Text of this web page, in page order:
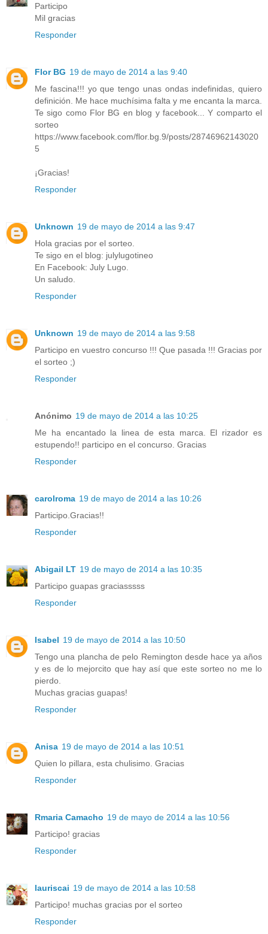
Participo
Mil gracias
Responder
Flor BG 19 de mayo de 2014 a las 9:40
Me fascina!!! yo que tengo unas ondas indefinidas, quiero
definición. Me hace muchísima falta y me encanta la marca.
Te sigo como Flor BG en blog y facebook... Y comparto el
sorteo
https://www.facebook.com/flor.bg.9/posts/28746962143020
5
¡Gracias!
Responder
Unknown 19 de mayo de 2014 a las 9:47
Hola gracias por el sorteo.
Te sigo en el blog: julylugotineo
En Facebook: July Lugo.
Un saludo.
Responder
Unknown 19 de mayo de 2014 a las 9:58
Participo en vuestro concurso !!! Que pasada !!! Gracias por
el sorteo ;)
Responder
Anónimo 19 de mayo de 2014 a las 10:25
Me ha encantado la linea de esta marca. El rizador es
estupendo!! participo en el concurso. Gracias
Responder
carolroma 19 de mayo de 2014 a las 10:26
Participo.Gracias!!
Responder
Abigail LT 19 de mayo de 2014 a las 10:35
Participo guapas graciasssss
Responder
Isabel 19 de mayo de 2014 a las 10:50
Tengo una plancha de pelo Remington desde hace ya años
y es de lo mejorcito que hay así que este sorteo no me lo
pierdo.
Muchas gracias guapas!
Responder
Anisa 19 de mayo de 2014 a las 10:51
Quien lo pillara, esta chulisimo. Gracias
Responder
Rmaria Camacho 19 de mayo de 2014 a las 10:56
Participo! gracias
Responder
lauriscai 19 de mayo de 2014 a las 10:58
Participo! muchas gracias por el sorteo
Responder